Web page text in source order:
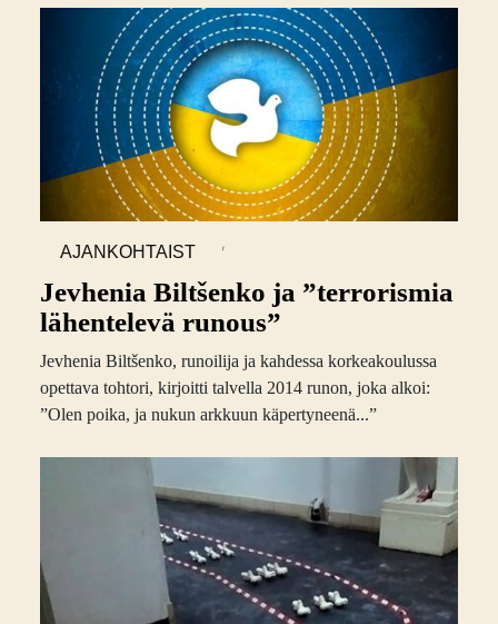
AJANKOHTAIST
Jevhenia Biltšenko ja ”terrorismia
lähentelevä runous”
Jevhenia Biltšenko, runoilija ja kahdessa korkeakoulussa
opettava tohtori, kirjoitti talvella 2014 runon, joka alkoi:
”Olen poika, ja nukun arkkuun käpertyneenä...”